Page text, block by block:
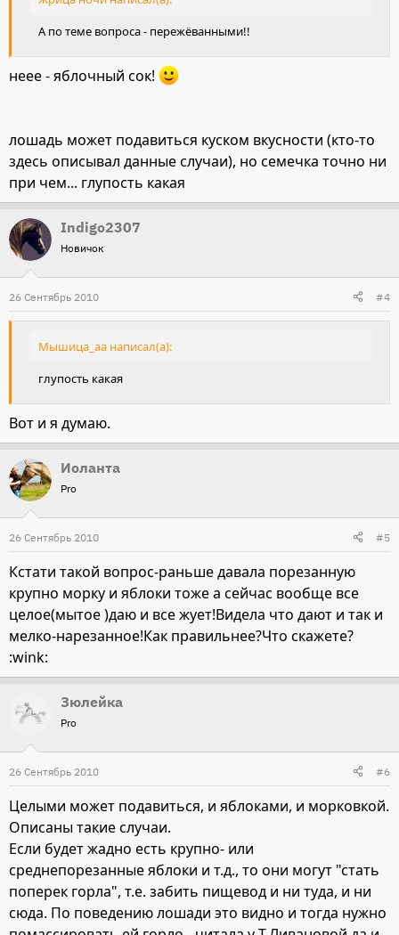
А по теме вопроса - пережёванными!!
неее - яблочный сок!
лошадь может подавиться куском вкусности (кто-то
здесь описывал данные случаи), но семечка точно ни
при чем... глупость какая
Indigo2307
Новичок
26 Сентябрь 2010 #4
Мышица_аа написал(а):
глупость какая
Вот и я думаю.
Иоланта
Pro
26 Сентябрь 2010 #5
Кстати такой вопрос-раньше давала порезанную
крупно морку и яблоки тоже а сейчас вообще все
целое(мытое )даю и все жует!Видела что дают и так и
мелко-нарезанное!Как правильнее?Что скажете?
:wink:
Зюлейка
Pro
26 Сентябрь 2010 #6
Целыми может подавиться, и яблоками, и морковкой.
Описаны такие случаи.
Если будет жадно есть крупно- или
среднепорезанные яблоки и т.д., то они могут "стать
поперек горла", т.е. забить пищевод и ни туда, и ни
сюда. По поведению лошади это видно и тогда нужно